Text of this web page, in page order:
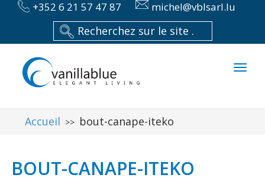
+352 6 21 57 47 87 michel@vblsarl.lu
Accueil >> bout-canape-iteko
BOUT-CANAPE-ITEKO